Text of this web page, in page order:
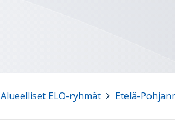
Alueelliset ELO-ryhmät Etelä-